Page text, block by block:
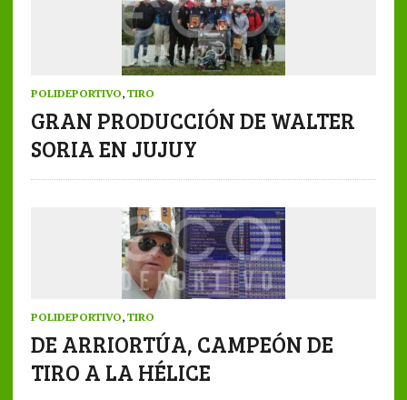
POLIDEPORTIVO, TIRO
GRAN PRODUCCIÓN DE WALTER
SORIA EN JUJUY
POLIDEPORTIVO, TIRO
DE ARRIORTÚA, CAMPEÓN DE
TIRO A LA HÉLICE